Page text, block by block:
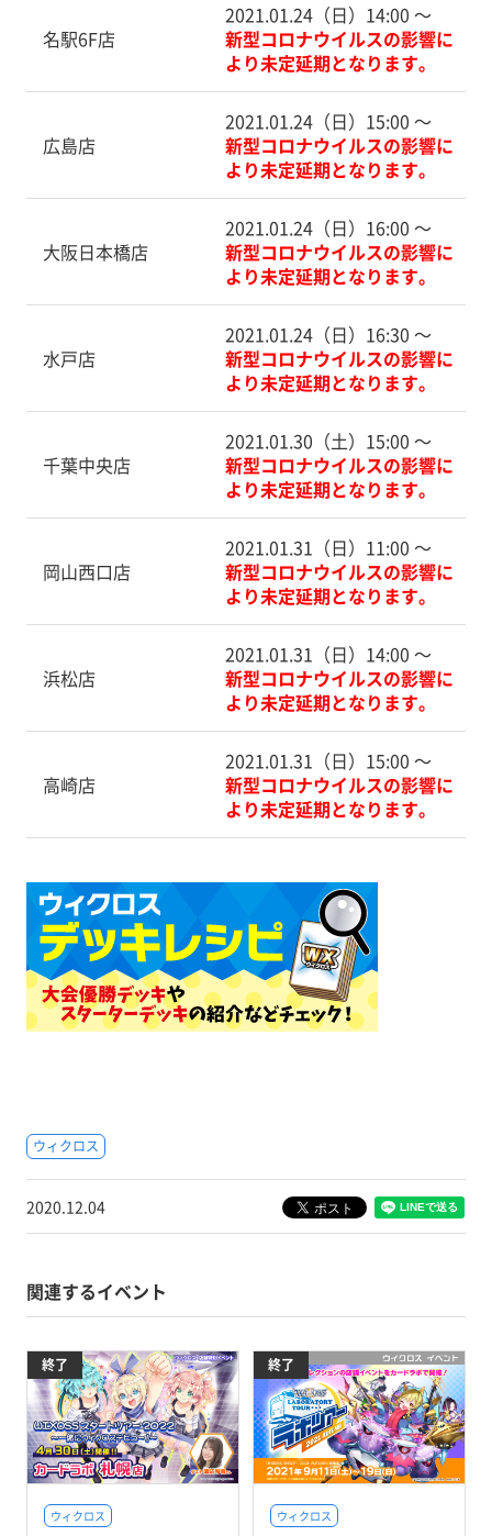
名駅6F店
2021.01.24（日）14:00 〜
新型コロナウイルスの影響に
より未定延期となります。
広島店
2021.01.24（日）15:00 〜
新型コロナウイルスの影響に
より未定延期となります。
大阪日本橋店
2021.01.24（日）16:00 〜
新型コロナウイルスの影響に
より未定延期となります。
水戸店
2021.01.24（日）16:30 〜
新型コロナウイルスの影響に
より未定延期となります。
千葉中央店
2021.01.30（土）15:00 〜
新型コロナウイルスの影響に
より未定延期となります。
岡山西口店
2021.01.31（日）11:00 〜
新型コロナウイルスの影響に
より未定延期となります。
浜松店
2021.01.31（日）14:00 〜
新型コロナウイルスの影響に
より未定延期となります。
高崎店
2021.01.31（日）15:00 〜
新型コロナウイルスの影響に
より未定延期となります。
ウィクロス
2020.12.04
関連するイベント
終了
ウィクロス
終了
ウィクロス